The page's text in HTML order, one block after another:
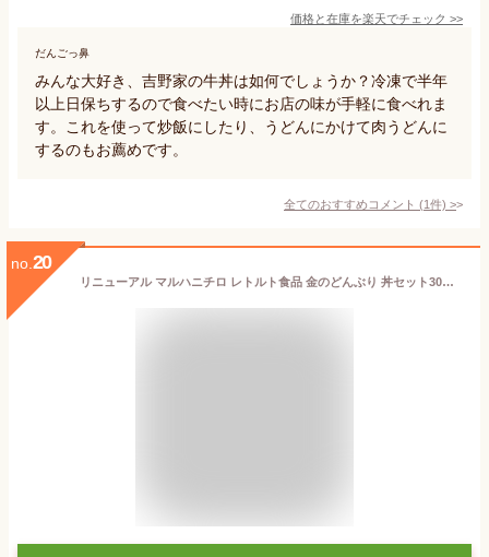
価格と在庫を楽天でチェック >>
だんごっ鼻
みんな大好き、吉野家の牛丼は如何でしょうか？冷凍で半年
以上日保ちするので食べたい時にお店の味が手軽に食べれま
す。これを使って炒飯にしたり、うどんにかけて肉うどんに
するのもお薦めです。
全てのおすすめコメント (1件) >
no. 20
リニューアル マルハニチロ レトルト食品 金のどんぶり 丼セット30個組 山菜きのこ丼 豚たま丼 たまご丼 親子丼 ビビンパ 麻婆丼 中華丼 7種30箱セット 関東圏送料無料